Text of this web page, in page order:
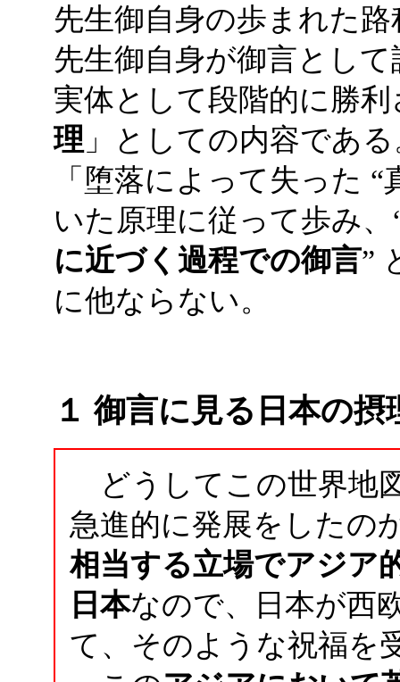
先生御自身の歩まれた
先生御自身が御言とし
実体として段階的に勝
理 」としての内容であ
「堕落によって失った
いた原理に従って歩み、
に近づく過程での御言”
に他ならない。
１ 御言に見る日本の
どうしてこの世界地
急進的に発展をしたの
相当する立場でアジア
日本なので、日本が西
て、そのような祝福を